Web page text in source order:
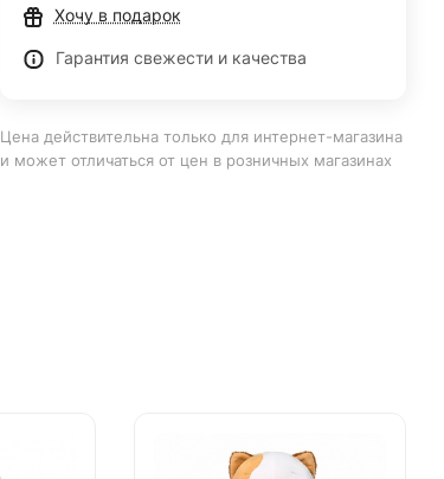
Хочу в подарок
Гарантия свежести и качества
Цена действительна только для интернет-магазина
и может отличаться от цен в розничных магазинах